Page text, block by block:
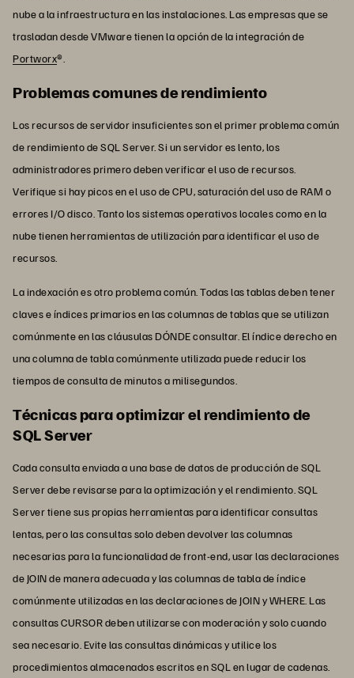
nube a la infraestructura en las instalaciones. Las empresas que se
trasladan desde VMware tienen la opción de la integración de
Portworx®.
Problemas comunes de rendimiento
Los recursos de servidor insuficientes son el primer problema común
de rendimiento de SQL Server. Si un servidor es lento, los
administradores primero deben verificar el uso de recursos.
Verifique si hay picos en el uso de CPU, saturación del uso de RAM o
errores I/O disco. Tanto los sistemas operativos locales como en la
nube tienen herramientas de utilización para identificar el uso de
recursos.
La indexación es otro problema común. Todas las tablas deben tener
claves e índices primarios en las columnas de tablas que se utilizan
comúnmente en las cláusulas DÓNDE consultar. El índice derecho en
una columna de tabla comúnmente utilizada puede reducir los
tiempos de consulta de minutos a milisegundos.
Técnicas para optimizar el rendimiento de
SQL Server
Cada consulta enviada a una base de datos de producción de SQL
Server debe revisarse para la optimización y el rendimiento. SQL
Server tiene sus propias herramientas para identificar consultas
lentas, pero las consultas solo deben devolver las columnas
necesarias para la funcionalidad de front-end, usar las declaraciones
de JOIN de manera adecuada y las columnas de tabla de índice
comúnmente utilizadas en las declaraciones de JOIN y WHERE. Las
consultas CURSOR deben utilizarse con moderación y solo cuando
sea necesario. Evite las consultas dinámicas y utilice los
procedimientos almacenados escritos en SQL en lugar de cadenas.